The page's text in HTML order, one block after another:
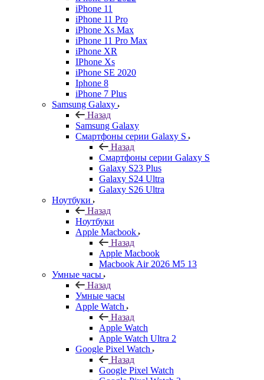
iPhone 11
iPhone 11 Pro
iPhone Xs Max
iPhone 11 Pro Max
iPhone XR
IPhone Xs
iPhone SE 2020
Iphone 8
iPhone 7 Plus
Samsung Galaxy
Назад
Samsung Galaxy
Смартфоны серии Galaxy S
Назад
Смартфоны серии Galaxy S
Galaxy S23 Plus
Galaxy S24 Ultra
Galaxy S26 Ultra
Ноутбуки
Назад
Ноутбуки
Apple Macbook
Назад
Apple Macbook
Macbook Air 2026 M5 13
Умные часы
Назад
Умные часы
Apple Watch
Назад
Apple Watch
Apple Watch Ultra 2
Google Pixel Watch
Назад
Google Pixel Watch